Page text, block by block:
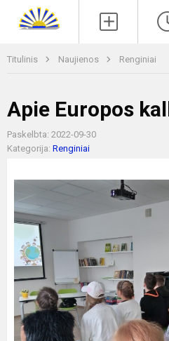
Titulinis Naujienos Renginiai
Apie Europos
Paskelbta: 2022-09-30
Kategorija: Renginiai